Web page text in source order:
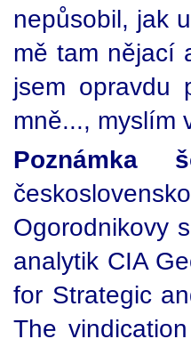
nepůsobil, jak
mě tam nějací
jsem opravdu
mně..., myslím
Poznámka
Ogorodnikovy
analytik CIA
for Strategic
The